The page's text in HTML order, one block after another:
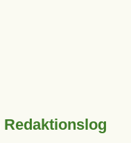
Redaktionslog